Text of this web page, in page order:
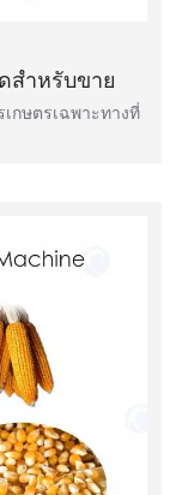
สำหรับขาย
กษตรเฉพาะทางที่